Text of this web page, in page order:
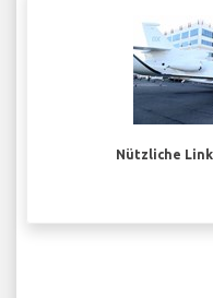
Nützliche